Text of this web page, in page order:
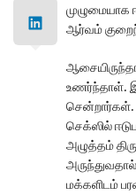
முழுமையாக
ஆர்வம்
உணர்ந்தாள்.
சென்றார்கள்.
செக்ஸில்
அழுத்தம்
மக்களிடம்